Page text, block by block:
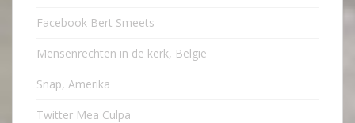
Facebook Bert Smeets
Mensenrechten in de kerk, België
Snap, Amerika
Twitter Mea Culpa